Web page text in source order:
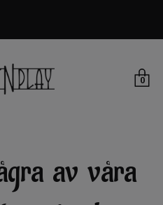
0
av våra